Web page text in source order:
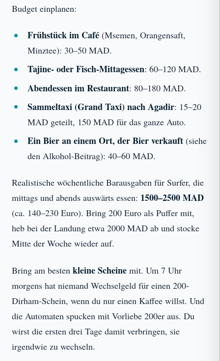
Budget einplanen:
Frühstück im Café (Msemen, Orangensaft,
Minztee): 30–50 MAD.
Tajine- oder Fisch-Mittagessen: 60–120 MAD.
Abendessen im Restaurant: 80–180 MAD.
Sammeltaxi (Grand Taxi) nach Agadir: 15–20
MAD geteilt, 150 MAD für das ganze Auto.
Ein Bier an einem Ort, der Bier verkauft (siehe
den Alkohol-Beitrag): 40–60 MAD.
Realistische wöchentliche Barausgaben für Surfer, die
mittags und abends auswärts essen: 1500–2500 MAD
(ca. 140–230 Euro). Bring 200 Euro als Puffer mit,
heb bei der Landung etwa 2000 MAD ab und stocke
Mitte der Woche wieder auf.
Bring am besten kleine Scheine mit. Um 7 Uhr
morgens hat niemand Wechselgeld für einen 200-
Dirham-Schein, wenn du nur einen Kaffee willst. Und
die Automaten spucken mit Vorliebe 200er aus. Du
wirst die ersten drei Tage damit verbringen, sie
irgendwie zu wechseln.